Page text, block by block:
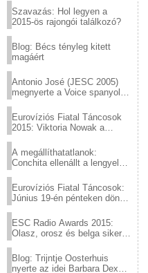
Szavazás: Hol legyen a
2015-ös rajongói találkozó?
Blog: Bécs tényleg kitett
magáért
Antonio José (JESC 2005)
megnyerte a Voice spanyol
Eurovíziós Fiatal Táncosok
2015: Viktoria Nowak a
A megállíthatatlanok:
Conchita ellenállt a lengyel
Eurovíziós Fiatal Táncosok:
Június 19-én pénteken döntő
ESC Radio Awards 2015:
Olasz, orosz és belga siker,
Blog: Trijntje Oosterhuis
nyerte az idei Barbara Dex